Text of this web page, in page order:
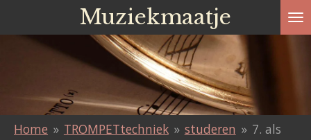
direct
hoofdinhoud
Muziekmaatje
Home » TROMPETtechniek » studeren » 7. als